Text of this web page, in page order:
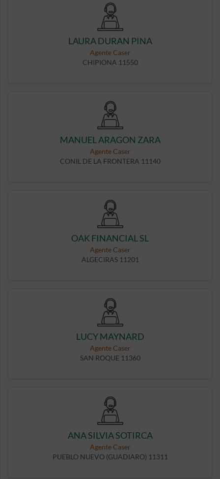
LAURA DURAN PINA
Agente Caser
CHIPIONA 11550
MANUEL ARAGON ZARA
Agente Caser
CONIL DE LA FRONTERA 11140
OAK FINANCIAL SL
Agente Caser
ALGECIRAS 11201
LUCY MAYNARD
Agente Caser
SAN ROQUE 11360
ANA SILVIA SOTIRCA
Agente Caser
PUEBLO NUEVO (GUADIARO) 11311